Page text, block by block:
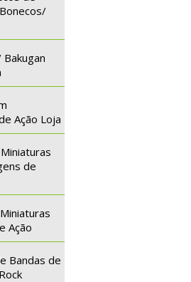
Ação Loja
de
Ação
Bandas de